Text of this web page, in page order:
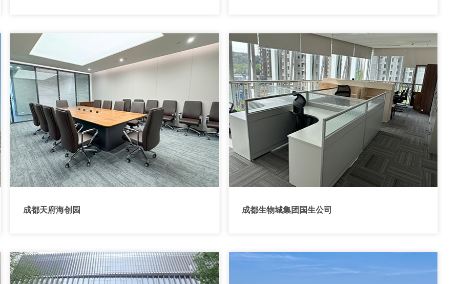
成都天府海创园 成都生物城集团国生公司